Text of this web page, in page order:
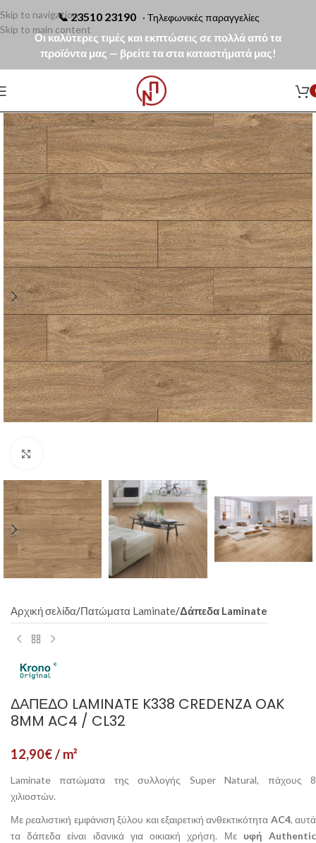
📞23510 23190 · Τηλεφωνικές παραγγελίες
Οι καλύτερες τιμές και εκπτώσεις σε πολλά από τα
προϊόντα μας — βρείτε τα στα καταστήματά μας!
Skip to navigation
Skip to main content
Αρχική σελίδα Πατώματα Laminate Δάπεδα Laminate
ΔΆΠΕΔΟ LAMINATE K338 CREDENZA OAK
8MM AC4 / CL32
12,90€/ m²
Laminate πατώματα της συλλογής Super Natural, πάχους 8
χιλιοστών.
Με ρεαλιστική εμφάνιση ξύλου και εξαιρετική ανθεκτικότητα AC4, αυτά
τα δάπεδα είναι ιδανικά για οικιακή χρήση. Με υφή Authentic